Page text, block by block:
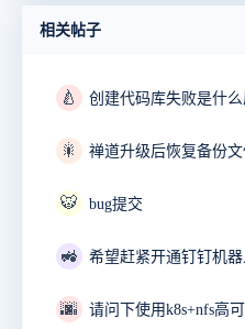
相关帖子
🍐 创建代码库失败是什么
🎇
🐯 bug提交
🚜
🌆 请问下使用k8s+nfs高